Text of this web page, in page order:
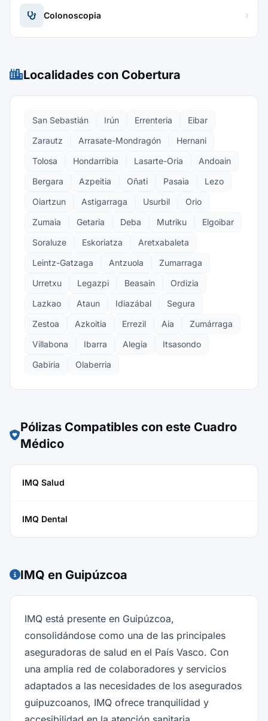
Colonoscopia
Localidades con Cobertura
San Sebastián Irún Errenteria
Eibar
Zarautz
Arrasate-Mondragón
Hernani
Tolosa
Hondarribia Lasarte-Oria
Andoain
Bergara
Azpeitia Oñati Pasaia
Lezo
Oiartzun
Astigarraga Usurbil
Orio
Zumaia
Getaria Deba Mutriku
Elgoibar
Soraluze
Eskoriatza
Aretxabaleta
Leintz-Gatzaga
Antzuola
Zumarraga
Urretxu
Legazpi Beasain
Ordizia
Lazkao
Ataun Idiazábal
Segura
Zestoa
Azkoitia Errezil Aia
Zumárraga
Villabona
Ibarra Alegia
Itsasondo
Gabiria
Olaberria
Pólizas Compatibles con este Cuadro
Médico
IMQ Salud
IMQ Dental
IMQ en Guipúzcoa
IMQ está presente en Guipúzcoa,
consolidándose como una de las principales
aseguradoras de salud en el País Vasco. Con
una amplia red de colaboradores y servicios
adaptados a las necesidades de los asegurados
guipuzcoanos, IMQ ofrece tranquilidad y